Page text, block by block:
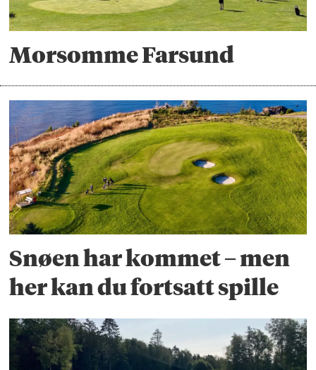
Morsomme Farsund
Snøen har kommet – men
her kan du fortsatt spille